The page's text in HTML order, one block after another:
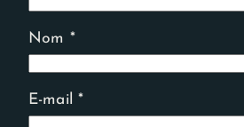
Nom *
E-mail*